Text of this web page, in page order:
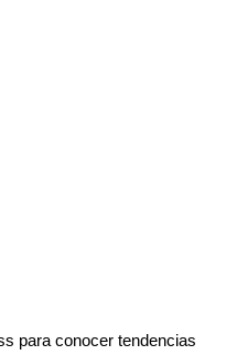
para conocer tendencias